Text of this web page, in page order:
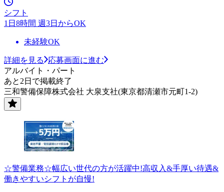
シフト
1日8時間 週3日からOK
未経験OK
詳細を見る
応募画面に進む
アルバイト・パート
あと2日で掲載終了
三和警備保障株式会社 大泉支社(東京都清瀬市元町1-2)
☆警備業務☆幅広い世代の方が活躍中!高収入&手厚い待遇&
働きやすいシフトが自慢!